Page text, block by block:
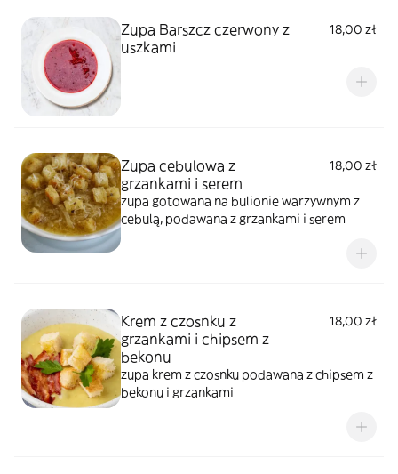
Zupa Barszcz czerwony z
uszkami
18,00 zł
Zupa cebulowa z
grzankami i serem
18,00 zł
zupa gotowana na bulionie warzywnym z
cebulą, podawana z grzankami i serem
Krem z czosnku z
grzankami i chipsem z
bekonu
18,00 zł
zupa krem z czosnku podawana z chipsem z
bekonu i grzankami